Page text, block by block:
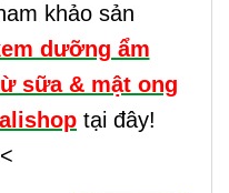
khảo sản
dưỡng ẩm
sữa & mật ong
tại đây!